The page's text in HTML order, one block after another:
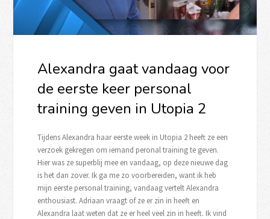
Alexandra gaat vandaag voor
de eerste keer personal
training geven in Utopia 2
Tijdens Alexandra haar eerste week in Utopia 2 heeft ze een
verzoek gekregen om iemand peronal training te geven.
Hier was ze superblij mee en vandaag, op deze nieuwe dag
is het dan zover. Ik ga me zo voorbereiden, want ik heb
mijn eerste personal training, vandaag vertelt Alexandra
enthousiast. Adriaan vraagt of ze er zin in heeft en
Alexandra laat weten dat ze er heel veel zin in heeft. Ik vind